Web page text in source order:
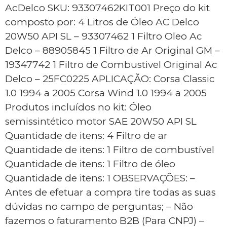
AcDelco SKU: 93307462KIT001 Preço do kit
composto por: 4 Litros de Óleo AC Delco
20W50 API SL – 93307462 1 Filtro Oleo Ac
Delco – 88905845 1 Filtro de Ar Original GM –
19347742 1 Filtro de Combustivel Original Ac
Delco – 25FC0225 APLICAÇÃO: Corsa Classic
1.0 1994 a 2005 Corsa Wind 1.0 1994 a 2005
Produtos incluídos no kit: Óleo
semissintético motor SAE 20W50 API SL
Quantidade de itens: 4 Filtro de ar
Quantidade de itens: 1 Filtro de combustível
Quantidade de itens: 1 Filtro de óleo
Quantidade de itens: 1 OBSERVAÇÕES: –
Antes de efetuar a compra tire todas as suas
dúvidas no campo de perguntas; – Não
fazemos o faturamento B2B (Para CNPJ) –